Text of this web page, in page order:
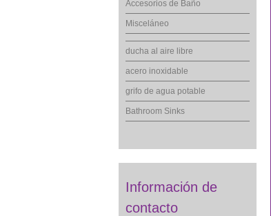
Accesorios de Baño
Misceláneo
ducha al aire libre
acero inoxidable
grifo de agua potable
Bathroom Sinks
Información de
contacto